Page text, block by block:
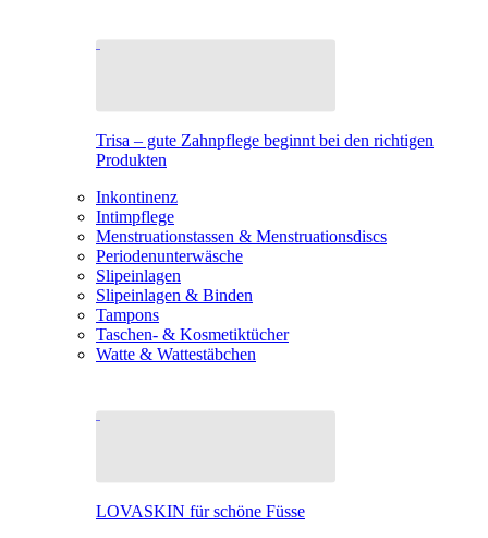
Trisa – gute Zahnpflege beginnt bei den richtigen
Produkten
Inkontinenz
Intimpflege
Menstruationstassen & Menstruationsdiscs
Periodenunterwäsche
Slipeinlagen
Slipeinlagen & Binden
Tampons
Taschen- & Kosmetiktücher
Watte & Wattestäbchen
LOVASKIN für schöne Füsse